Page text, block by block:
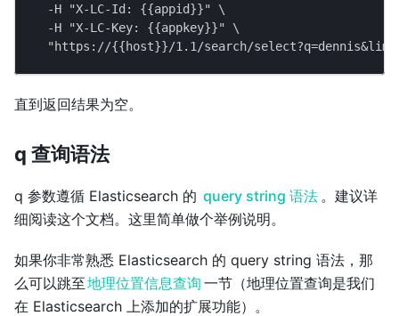
  -H "X-LC-Id: {{appid}}" \
  -H "X-LC-Key: {{appkey}}" \
"https://{{host}}/1.1/search/
直到返回结果为空。
q 查询语法
q 参数遵循 Elasticsearch 的 query string 语法 。建议详
细阅读这个文档。这里简单做个举例说明。
如果你非常熟悉 Elasticsearch 的 query string 语法，那
么可以跳至地理位置信息查询 一节（地理位置查询是我们
在 Elasticsearch 上添加的扩展功能）。